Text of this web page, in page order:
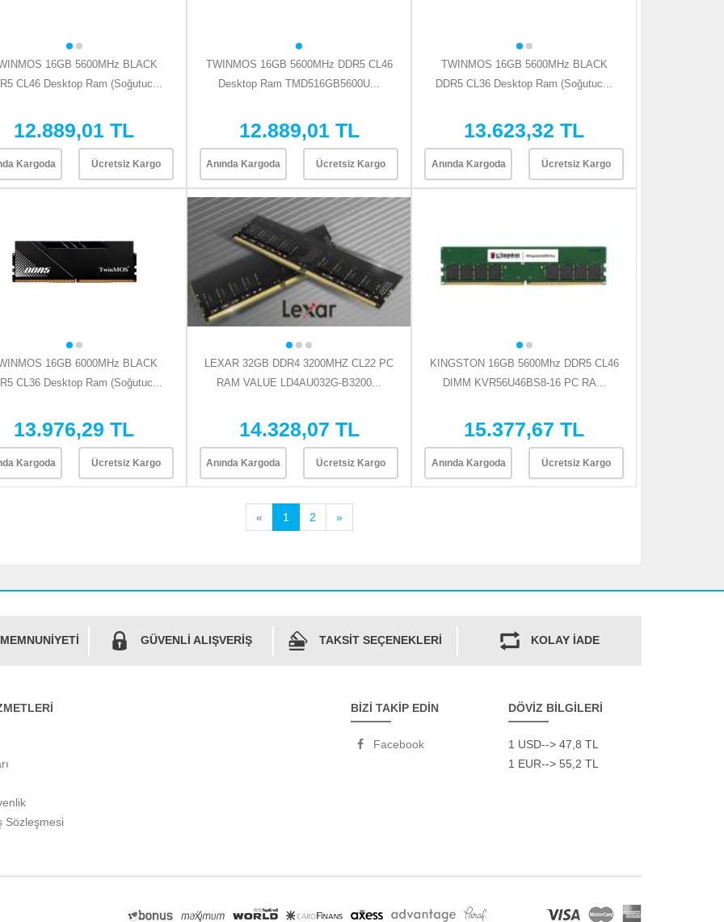
16GB 5600MHz BLACK
CL46 Desktop Ram (Soğutuc...
12.889,01 TL
Kargoda Ücretsiz Kargo
TWINMOS 16GB 5600MHz DDR5 CL46
Desktop Ram TMD516GB5600U...
12.889,01 TL
Anında Kargoda Ücretsiz Kargo
TWINMOS 16GB 5600MHz BLACK
DDR5 CL36 Desktop Ram (Soğutuc...
13.623,32 TL
Anında Kargoda Ücretsiz Kargo
16GB 6000MHz BLACK
CL36 Desktop Ram (Soğutuc...
13.976,29 TL
Kargoda Ücretsiz Kargo
LEXAR 32GB DDR4 3200MHZ CL22 PC
RAM VALUE LD4AU032G-B3200...
14.328,07 TL
Anında Kargoda Ücretsiz Kargo
KINGSTON 16GB 5600Mhz DDR5 CL46
DIMM KVR56U46BS8-16 PC RA...
15.377,67 TL
Anında Kargoda Ücretsiz Kargo
« 1 2 »
GÜVENLİ ALIŞVERİŞ TAKSİT SEÇENEKLERİ KOLAY İADE
Sözleşmesi
BİZİ TAKİP EDİN
Facebook
DÖVİZ BİLGİLERİ
1 USD--> 47,8 TL
1 EUR--> 55,2 TL